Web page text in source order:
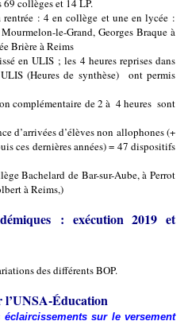
69 collèges et 14 LP.
: 4 en collège et une en lycée :
le-Grand, Georges Braque à
Brière à Reims
en ULIS ; les 4 heures reprises dans
(Heures de synthèse) ont permis
complémentaire de 2 à 4 heures sont
d’arrivées d’élèves non allophones (+
ces dernières années) = 47 dispositifs
Bachelard de Bar-sur-Aube, à Perrot
à Reims,)
: exécution 2019 et
des différents BOP.
l’UNSA-Éducation
éclaircissements sur le versement